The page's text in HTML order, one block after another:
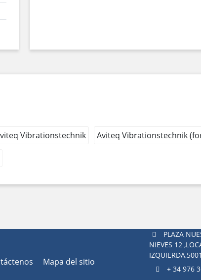
Vibrationstechnik Aviteq Vibrationstechnik
Mapa del sitio
PLAZA
NIEVES 12
+ 34 976